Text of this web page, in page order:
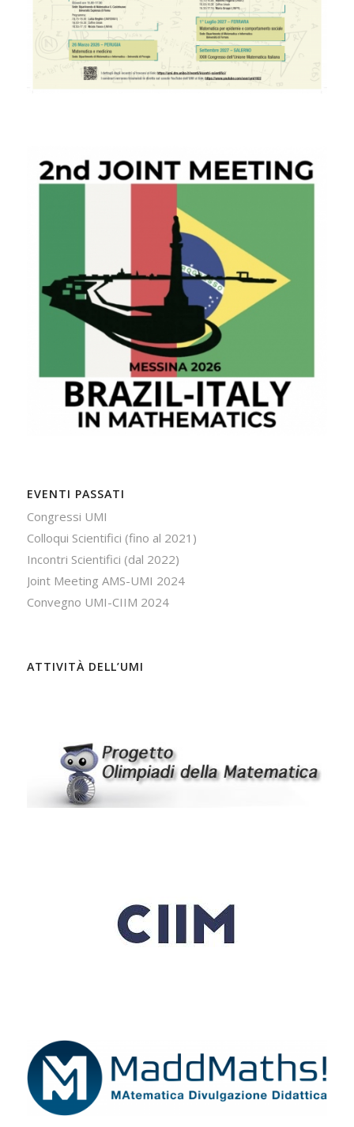
EVENTI PASSATI
Congressi UMI
Colloqui Scientifici (fino al 2021)
Incontri Scientifici (dal 2022)
Joint Meeting AMS-UMI 2024
Convegno UMI-CIIM 2024
ATTIVITÀ DELL’UMI